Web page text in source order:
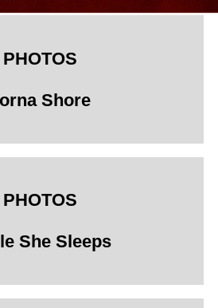
PHOTOS
Shore
PHOTOS
She Sleeps